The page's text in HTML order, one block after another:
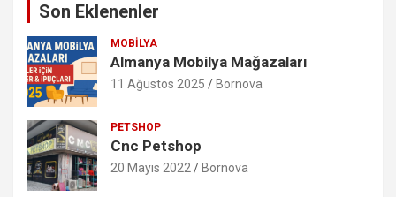
Son Eklenenler
MOBILYA
Almanya Mobilya Mağazaları
11 Ağustos 2025 Bornova
PETSHOP
Cnc Petshop
20 Mayıs 2022 Bornova